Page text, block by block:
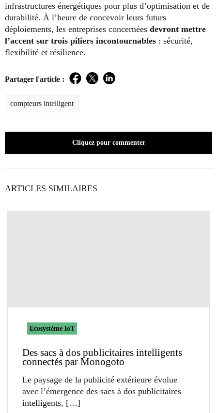
infrastructures énergétiques pour plus d’optimisation et de
durabilité. À l’heure de concevoir leurs futurs
déploiements, les entreprises concernées devront mettre
l’accent sur trois piliers incontournables : sécurité,
flexibilité et résilience.
Partager l'article : Facebook
TwitterLinkedIn
compteurs intelligent
Cliquez pour commenter
ARTICLES SIMILAIRES
Ecosystème IoT
Des sacs à dos publicitaires intelligents
connectés par Monogoto
Le paysage de la publicité extérieure évolue
avec l’émergence des sacs à dos publicitaires
intelligents,